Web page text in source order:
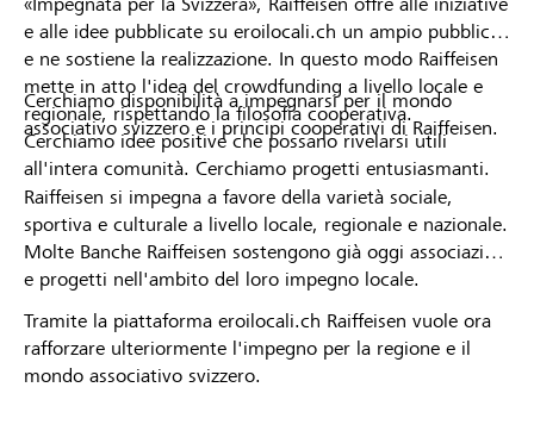
e alle idee pubblicate su eroilocali.ch un ampio pubblico
e ne sostiene la realizzazione. In questo modo Raiffeisen
mette in atto l'idea del crowdfunding a livello locale e
regionale, rispettando la filosofia cooperativa.
Cerchiamo idee positive che possano rivelarsi utili
all'intera comunità. Cerchiamo progetti entusiasmanti.
Cerchiamo disponibilità a impegnarsi per il mondo
associativo svizzero e i principi cooperativi di Raiffeisen.
Raiffeisen si impegna a favore della varietà sociale,
sportiva e culturale a livello locale, regionale e nazionale.
Molte Banche Raiffeisen sostengono già oggi associazioni
e progetti nell'ambito del loro impegno locale.
Tramite la piattaforma eroilocali.ch Raiffeisen vuole ora
rafforzare ulteriormente l'impegno per la regione e il
mondo associativo svizzero.